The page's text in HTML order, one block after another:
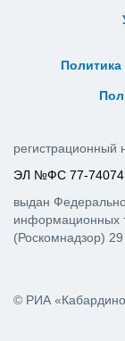
© РИА
ЭЛ №ФС 77-74074
выдан
информационных
(Роскомнадзор)